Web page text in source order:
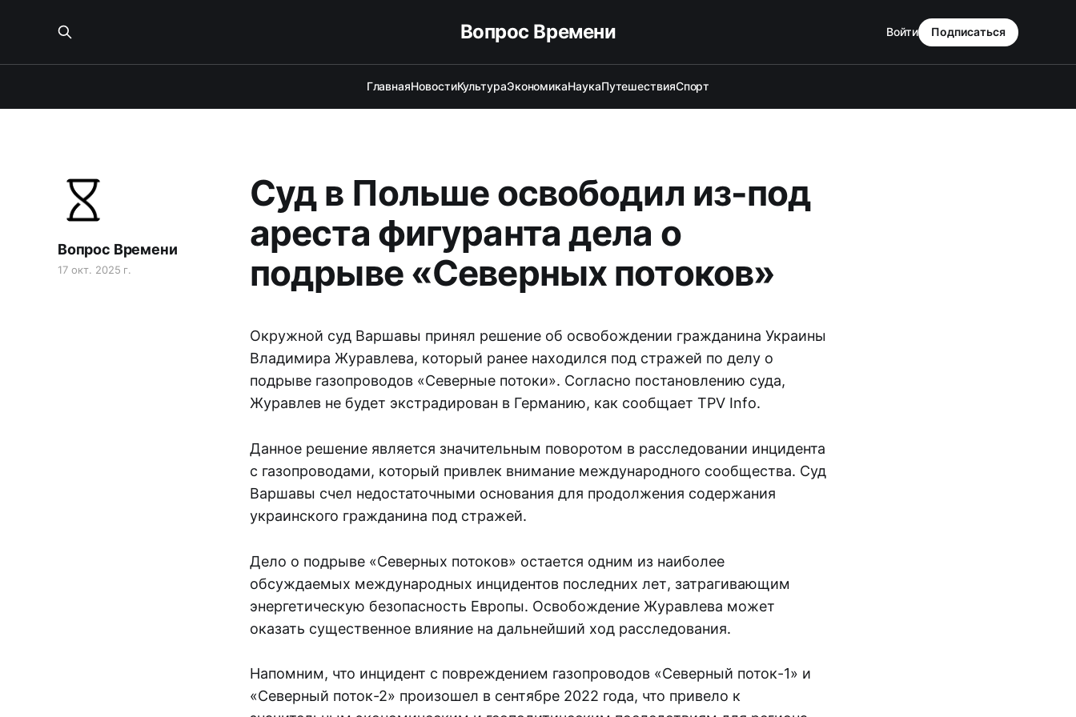
Вопрос Времени
ГлавнаяНовостиКультураЭкономикаНаукаПутешествияСпорт
Войти Подписаться
Суд в Польше освободил из-под
ареста фигуранта дела о
подрыве «Северных потоков»
Вопрос Времени
17 окт. 2025 г.
Окружной суд Варшавы принял решение об освобождении гражданина Украины
Владимира Журавлева, который ранее находился под стражей по делу о
подрыве газопроводов «Северные потоки». Согласно постановлению суда,
Журавлев не будет экстрадирован в Германию, как сообщает TPV Info.
Данное решение является значительным поворотом в расследовании инцидента
с газопроводами, который привлек внимание международного сообщества. Суд
Варшавы счел недостаточными основания для продолжения содержания
украинского гражданина под стражей.
Дело о подрыве «Северных потоков» остается одним из наиболее
обсуждаемых международных инцидентов последних лет, затрагивающим
энергетическую безопасность Европы. Освобождение Журавлева может
оказать существенное влияние на дальнейший ход расследования.
Напомним, что инцидент с повреждением газопроводов «Северный поток-1» и
«Северный поток-2» произошел в сентябре 2022 года, что привело к